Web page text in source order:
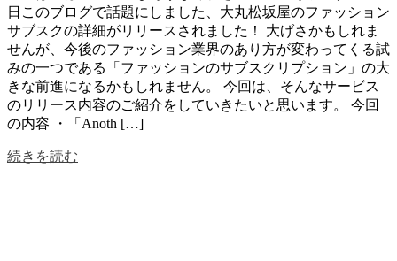
日このブログで話題にしました、大丸松坂屋のファッション
サブスクの詳細がリリースされました！ 大げさかもしれま
せんが、今後のファッション業界のあり方が変わってくる試
みの一つである「ファッションのサブスクリプション」の大
きな前進になるかもしれません。 今回は、そんなサービス
のリリース内容のご紹介をしていきたいと思います。 今回
の内容 ・「Anoth […]
続きを読む